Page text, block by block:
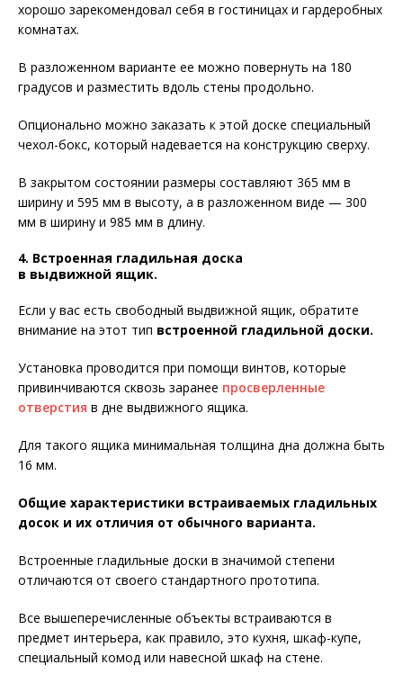
хорошо зарекомендовал себя в гостиницах и гардеробных
комнатах.
В разложенном варианте ее можно повернуть на 180
градусов и разместить вдоль стены продольно.
Опционально можно заказать к этой доске специальный
чехол-бокс, который надевается на конструкцию сверху.
В закрытом состоянии размеры составляют 365 мм в
ширину и 595 мм в высоту, а в разложенном виде — 300
мм в ширину и 985 мм в длину.
4. Встроенная гладильная доска
в выдвижной ящик.
Если у вас есть свободный выдвижной ящик, обратите
внимание на этот тип встроенной гладильной доски.
Установка проводится при помощи винтов, которые
привинчиваются сквозь заранее просверленные
отверстия в дне выдвижного ящика.
Для такого ящика минимальная толщина дна должна быть
16 мм.
Общие характеристики встраиваемых гладильных
досок и их отличия от обычного варианта.
Встроенные гладильные доски в значимой степени
отличаются от своего стандартного прототипа.
Все вышеперечисленные объекты встраиваются в
предмет интерьера, как правило, это кухня, шкаф-купе,
специальный комод или навесной шкаф на стене.